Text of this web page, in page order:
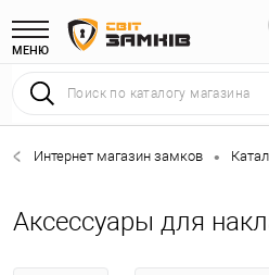
МЕНЮ
Интернет магазин замков •
Аксессуары для